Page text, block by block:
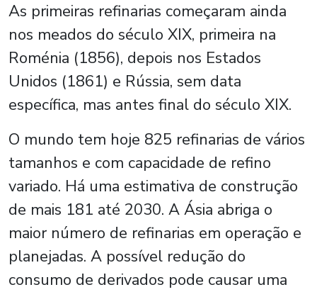
As primeiras refinarias começaram ainda
nos meados do século XIX, primeira na
Roménia (1856), depois nos Estados
Unidos (1861) e Rússia, sem data
específica, mas antes final do século XIX.
O mundo tem hoje 825 refinarias de vários
tamanhos e com capacidade de refino
variado. Há uma estimativa de construção
de mais 181 até 2030. A Ásia abriga o
maior número de refinarias em operação e
planejadas. A possível redução do
consumo de derivados pode causar uma